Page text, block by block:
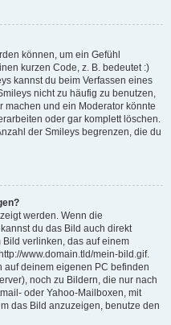
können, um ein Gefühl
kurzen Code, z. B. bedeutet :)
kannst du beim Verfassen eines
nicht zu häufig zu benutzen,
und ein Moderator könnte
oder gar komplett löschen.
der Smileys begrenzen, die du
werden. Wenn die
du das Bild auch direkt
verlinken, das auf einem
www.domain.tld/mein-bild.gif.
auf deinem eigenen PC befinden
noch zu Bildern, die nur nach
oder Yahoo-Mailboxen, mit
das Bild anzuzeigen, benutze den